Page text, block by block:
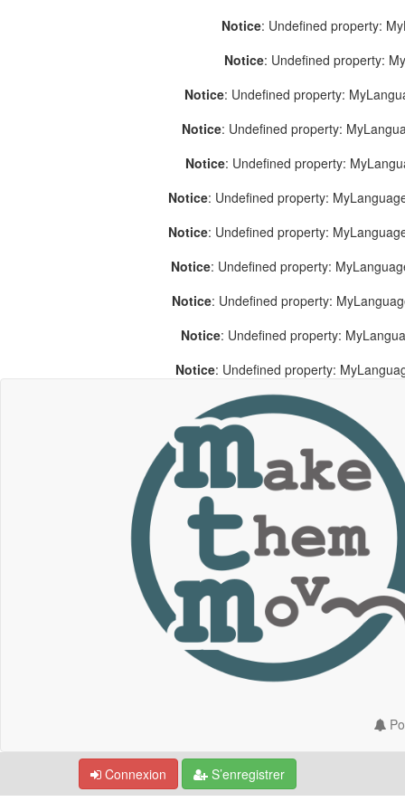
Notice: Undefined property:
Notice: Undefined property:
Notice: Undefined property:
Notice: Undefined property:
Notice: Undefined property:
Notice: Undefined property:
Notice: Undefined property:
Notice: Undefined property:
Notice: Undefined property:
Notice: Undefined property:
Notice: Undefined property:
Connexion S’enregistrer